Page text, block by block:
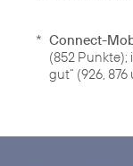
* Connect-
(852 Punkte);
gut“ (926,